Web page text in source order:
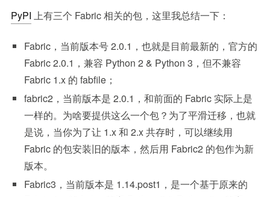
PyPI 上有三个 Fabric 相关的包，这里我总结一下：
Fabric，当前版本号 2.0.1，也就是目前最新的，官方的
Fabric 2.0.1，兼容 Python 2 & Python 3，但不兼容
Fabric 1.x 的 fabfile；
fabric2，当前版本是 2.0.1，和前面的 Fabric 实际上是
一样的。为啥要提供这么一个包？为了平滑迁移，也就
是说，当你为了让 1.x 和 2.x 共存时，可以继续用
Fabric 的包安装旧的版本，然后用 Fabric2 的包作为新
版本。
Fabric3，当前版本是 1.14.post1，是一个基于原来的